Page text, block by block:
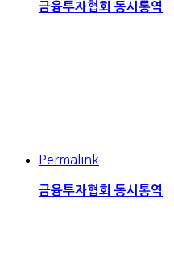
금융투자협회 동시통역
Permalink
금융투자협회 동시통역